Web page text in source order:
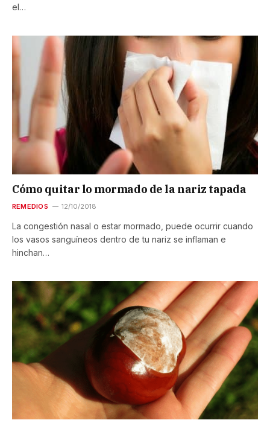
el…
Cómo quitar lo mormado de la nariz tapada
REMEDIOS 12/10/2018
La congestión nasal o estar mormado, puede ocurrir cuando
los vasos sanguíneos dentro de tu nariz se inflaman e
hinchan…